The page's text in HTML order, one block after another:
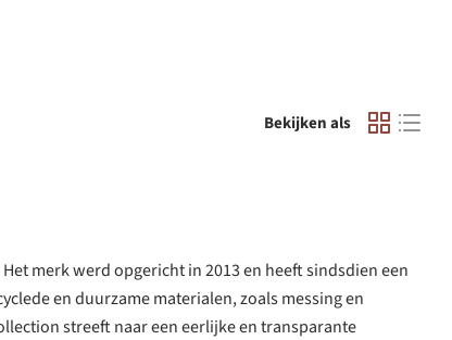
Bekijken als
merk werd opgericht in 2013 en heeft sindsdien een
en duurzame materialen, zoals messing en
streeft naar een eerlijke en transparante